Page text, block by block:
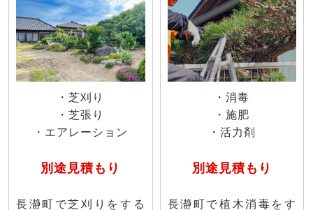
・芝刈り
・芝張り
・エアレーション
別途見積もり
長瀞町で芝刈りをする
・消毒
・施肥
・活力剤
別途見積もり
長瀞町で植木消毒をす